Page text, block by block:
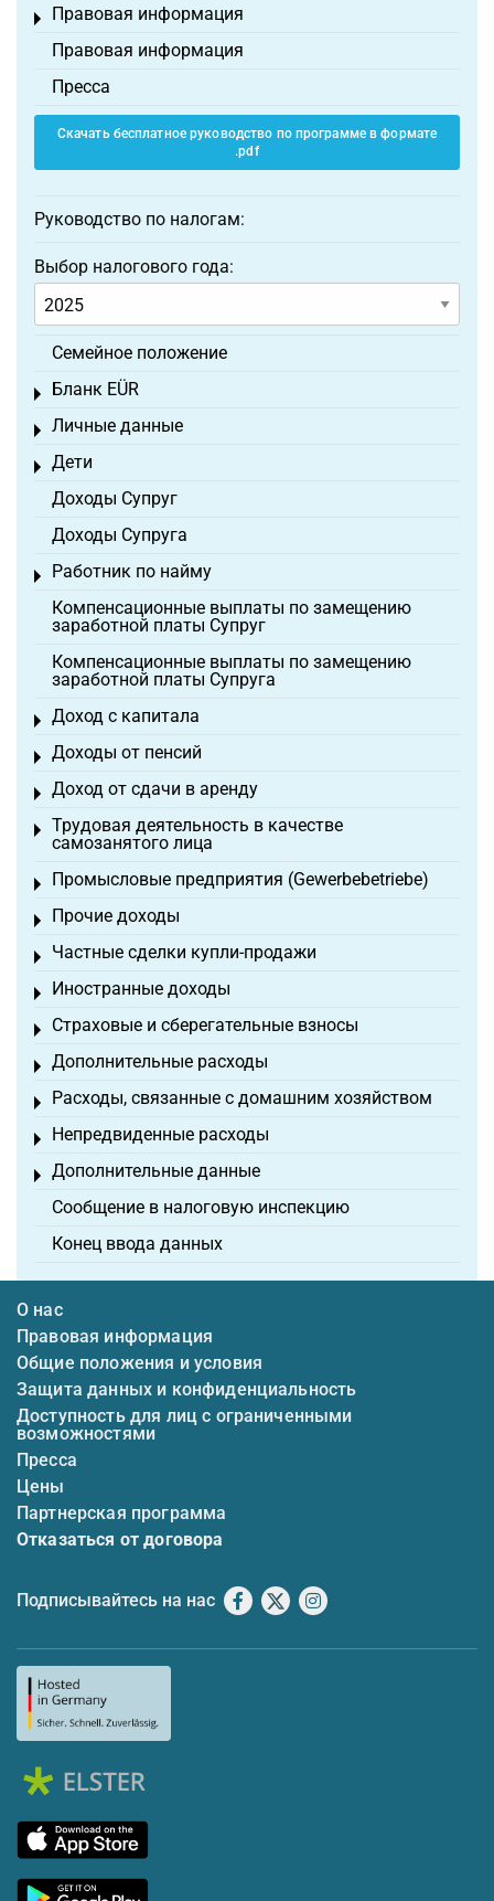
Правовая информация
Toggle menu
Правовая информация
Пресса
Скачать бесплатное руководство по программе в формате
.pdf
Руководство по налогам:
Выбор налогового года:
Семейное положение
Бланк EÜR
Toggle menu
Личные данные
Toggle menu
Дети
Toggle menu
Доходы Супруг
Доходы Супруга
Работник по найму
Toggle menu
Компенсационные выплаты по замещению
заработной платы Супруг
Компенсационные выплаты по замещению
заработной платы Супруга
Доход с капитала
Toggle menu
Доходы от пенсий
Toggle menu
Доход от сдачи в аренду
Toggle menu
Трудовая деятельность в качестве
самозанятого лица
Toggle menu
Промысловые предприятия (Gewerbebetriebe)
Toggle menu
Прочие доходы
Toggle menu
Частные сделки купли-продажи
Toggle menu
Иностранные доходы
Toggle menu
Страховые и сберегательные взносы
Toggle menu
Дополнительные расходы
Toggle menu
Расходы, связанные с домашним хозяйством
Toggle menu
Непредвиденные расходы
Toggle menu
Дополнительные данные
Toggle menu
Сообщение в налоговую инспекцию
Конец ввода данных
О нас
Правовая информация
Общие положения и условия
Защита данных и конфиденциальность
Доступность для лиц с ограниченными
возможностями
Пресса
Цены
Партнерская программа
Отказаться от договора
Подписывайтесь на нас Facebook
X Instagram